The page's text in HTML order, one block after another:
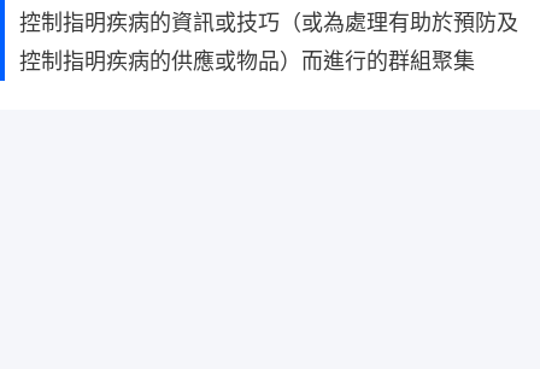
控制指明疾病的資訊或技巧（或為處理有助於預防及
控制指明疾病的供應或物品）而進行的群組聚集